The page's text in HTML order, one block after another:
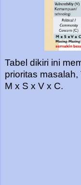
Tabel dikiri ini
prioritas
M x S x V x C.